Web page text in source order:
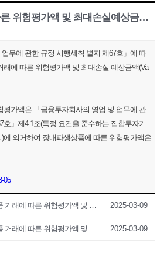
파생상품 거래에 따른 위험평가액 및 최대손실예상금액(VaR) 공시(2025.03.05)
업무에 관한 규정 시행세칙 별지 제67호」에 따
래에 따른 위험평가액 및 최대손실 예상금액(Va
평가액은 「금융투자회사의 영업 및 업무에 관
호」제4-1조(특정 요건을 준수하는 집합투자기
에 의거하여 장내파생상품에 따른 위험평가액은
05
파생상품 거래에 따른 위험평가액 및 최대손실예상금액(VaR) 공시(2025.03.04) 2025-03-09
파생상품 거래에 따른 위험평가액 및 최대손실예상금액(VaR) 공시(2025.03.06) 2025-03-09